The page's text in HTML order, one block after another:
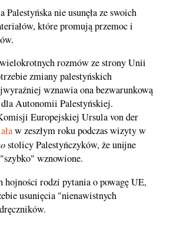
Palestyńska nie usunęła ze swoich
które promują przemoc i
rozmów ze strony Unii
zmiany palestyńskich
wznawia ona bezwarunkową
Autonomii Palestyńskiej.
Europejskiej Ursula von der
w zeszłym roku podczas wizyty w
stolicy Palestyńczyków, że unijne
wznowione.
hojności rodzi pytania o powagę UE,
usunięcia "nienawistnych